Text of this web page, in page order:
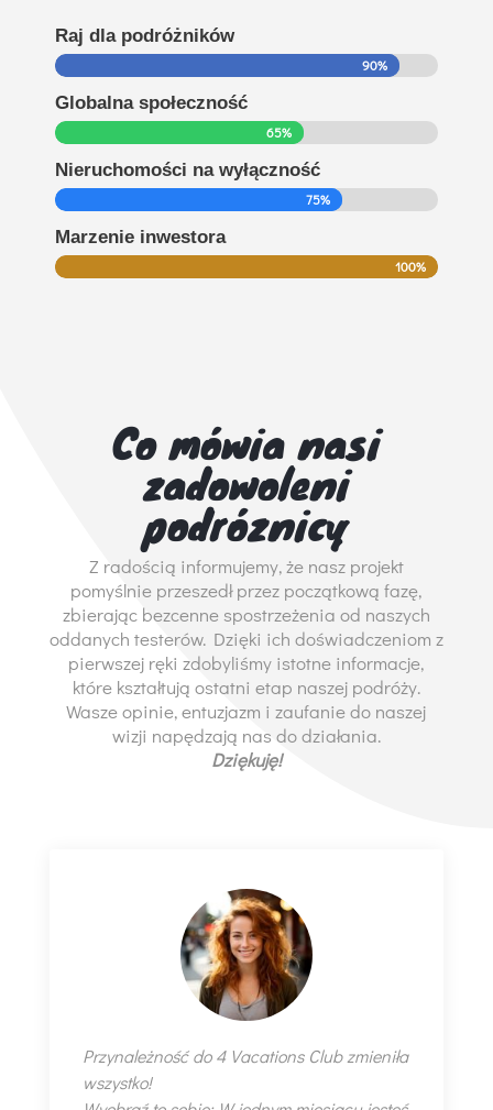
Raj dla podróżników
90%
90%
Globalna społeczność
65%
65%
Nieruchomości na wyłączność
75%
75%
Marzenie inwestora
100%
100%
Co mówia nasi
zadowoleni
podróznicy
Z radością informujemy, że nasz projekt
pomyślnie przeszedł przez początkową fazę,
zbierając bezcenne spostrzeżenia od naszych
oddanych testerów. Dzięki ich doświadczeniom z
pierwszej ręki zdobyliśmy istotne informacje,
które kształtują ostatni etap naszej podróży.
Wasze opinie, entuzjazm i zaufanie do naszej
wizji napędzają nas do działania.
Dziękuję!
Przynależność do 4 Vacations Club zmieniła
wszystko!